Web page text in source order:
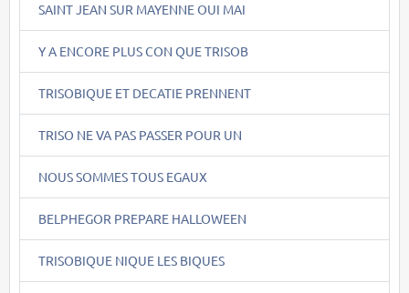
SAINT JEAN SUR MAYENNE OUI MAI
Y A ENCORE PLUS CON QUE TRISOB
TRISOBIQUE ET DECATIE PRENNENT
TRISO NE VA PAS PASSER POUR UN
NOUS SOMMES TOUS EGAUX
BELPHEGOR PREPARE HALLOWEEN
TRISOBIQUE NIQUE LES BIQUES